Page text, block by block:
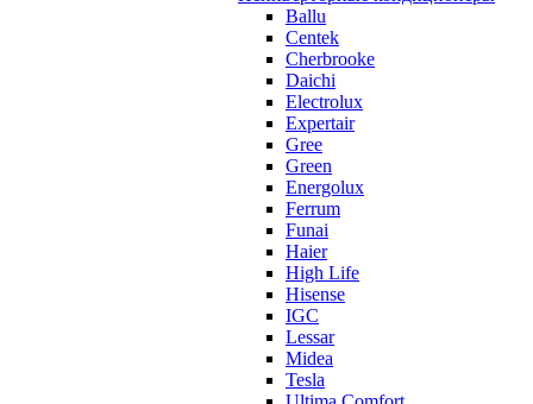
Ballu
Centek
Cherbrooke
Daichi
Electrolux
Expertair
Gree
Green
Energolux
Ferrum
Funai
Haier
High Life
Hisense
IGC
Lessar
Midea
Tesla